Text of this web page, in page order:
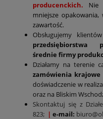
producenckich. Nie
mniejsze
zawartość.
Obsługujemy
średnie firmy
Działamy na terenie
zamówienia
doświadczenie w
oraz na Bliskim
Skontaktuj się z
823; | e-mail: